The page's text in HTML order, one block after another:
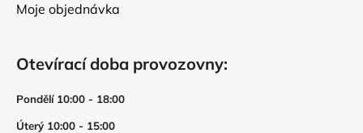
Moje objednávka
Otevírací doba provozovny:
Pondělí 10:00 - 18:00
Úterý 10:00 - 15:00